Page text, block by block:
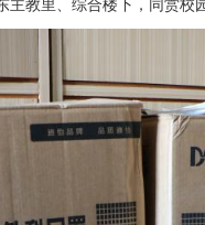
教里、综合楼下，同赏校